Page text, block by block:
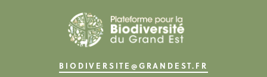
BIODIVERSITE@GRANDEST.FR